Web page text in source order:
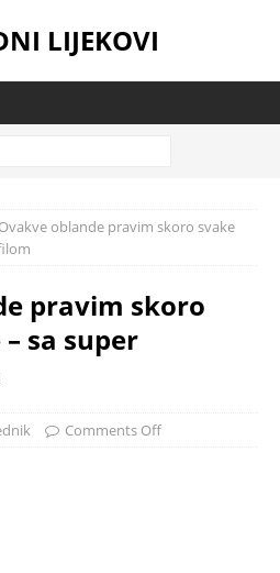
LIJEKOVI
Ovakve oblande pravim skoro svake
pravim skoro
sa super
Comments Off